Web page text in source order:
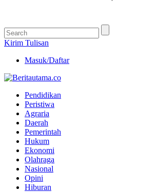
Kirim Tulisan
Masuk/Daftar
Pendidikan
Peristiwa
Agraria
Daerah
Pemerintah
Hukum
Ekonomi
Olahraga
Nasional
Opini
Hiburan